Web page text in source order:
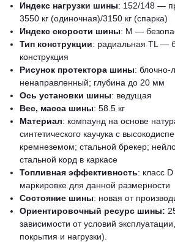
Индекс нагрузки шины: 152/148 —
3550 кг (одиночная)/3150 кг (спарка)
Индекс скорости шины: M —
Тип конструкции: радиальная TL —
конструкция
Рисунок протектора шины: блочно-
ненаправленный; глубина до 20 мм
Ось установки шины: ведущая
Вес, масса шины: 58.5 кг
Материал: компаунд на основе
синтетического каучука с
кремнеземом; стальной брекер;
стальной корд в каркасе
Топливная эффективность: класс
маркировке для данной размерности
Состояние шины: новая от
Ориентировочный ресурс шины:
зависимости от условий
покрытия и нагрузки).